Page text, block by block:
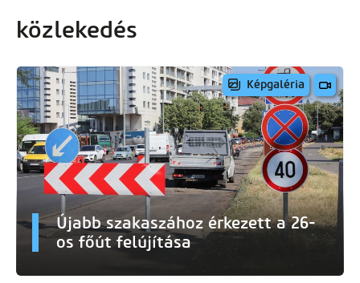
közlekedés
Képgaléria
Újabb szakaszához érkezett a 26-
os főút felújítása